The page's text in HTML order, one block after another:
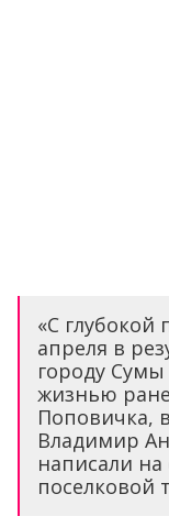
«С
апреля в
городу
жизнью
Поповичка,
Владимир
написали на
поселковой